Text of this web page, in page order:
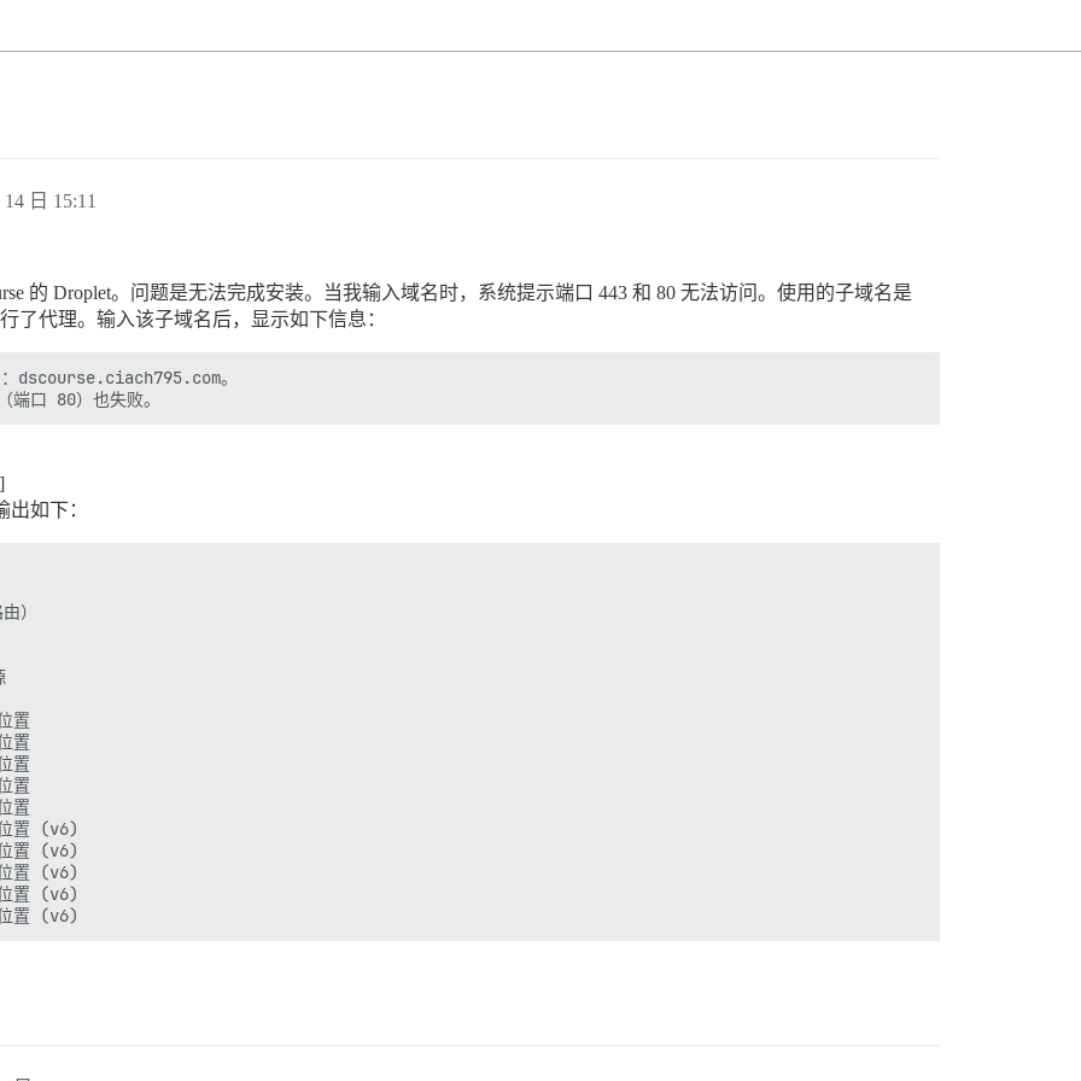
日 15:11
的 Droplet。问题是无法完成安装。当我输入域名时，系统提示端口 443 和 80 无法访问。使用的子域名是
了代理。输入该子域名后，显示如下信息：
dscourse.ciach795.com。
出如下：
）
置
置
置
置
置
(v6)
置 (v6)
置 (v6)
置 (v6)